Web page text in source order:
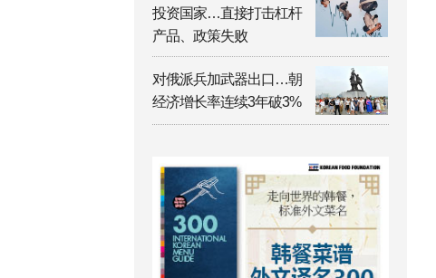
投资国家…直接打击杠杆
产品、政策失败
对俄派兵加武器出口…朝
经济增长率连续3年破3%